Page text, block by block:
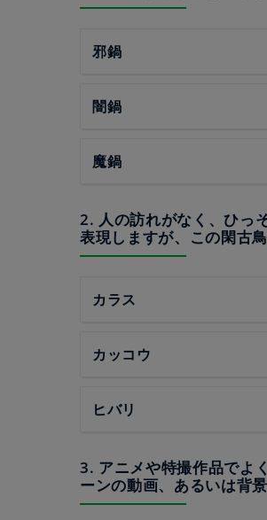
邪鍋
闇鍋
魔鍋
2. 人の訪れがなく、ひっ
表現しますが、この閑古
カラス
カッコウ
ヒバリ
3. アニメや特撮作品でよ
ーンの動画、あるいは背